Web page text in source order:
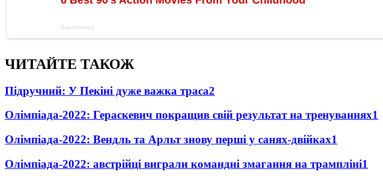
ЧИТАЙТЕ ТАКОЖ
Підручний: У Пекіні дуже важка траса2
Олімпіада-2022: Гераскевич покращив свій результат на тренуваннях1
Олімпіада-2022: Вендль та Арльт знову перші у санях-двійках1
Олімпіада-2022: австрійці виграли командні змагання на трампліні1